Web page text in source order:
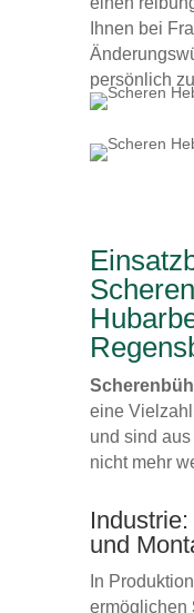
Ihnen bei
persönlich
eine
und sind
nicht mehr
und
In
ermöglichen